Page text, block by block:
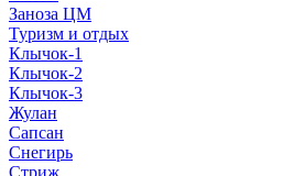
Заноза ЦМ
Туризм и отдых
Клычок-1
Клычок-2
Клычок-3
Жулан
Сапсан
Снегирь
Стриж